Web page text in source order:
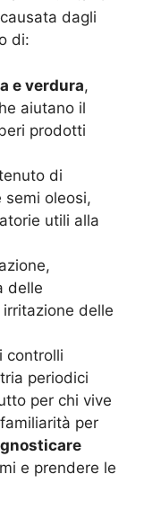
dagli
di:
e verdura,
aiutano il
prodotti
di
semi oleosi,
utili alla
delle
delle
controlli
periodici
per chi vive
per
e prendere le